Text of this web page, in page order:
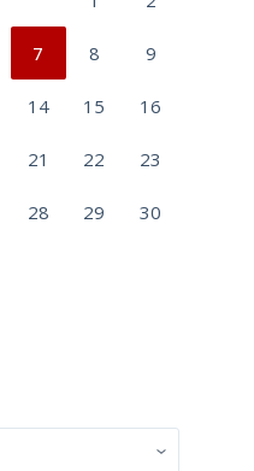
7 8 9
14 15 16
21 22 23
28 29 30